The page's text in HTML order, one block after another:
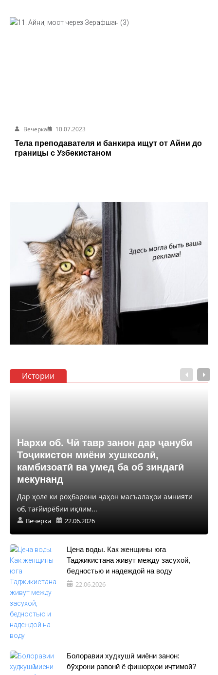
Вечерка
10.07.2023
Тела преподавателя и банкира ищут от Айни до
границы с Узбекистаном
Истории
Нархи об. Чӣ тавр занон дар ҷануби
Тоҷикистон миёни хушксолӣ,
камбизоатӣ ва умед ба об зиндагӣ
мекунанд
Дар ҳоле ки роҳбарони ҷаҳон масъалаҳои амнияти
об, тағйирёбии иқлим...
Вечерка 22.06.2026
Цена воды. Как женщины юга
Таджикистана живут между засухой,
бедностью и надеждой на воду
22.06.2026
Болоравии худкушӣ миёни занон:
бӯҳрони равонӣ ё фишорҳои иҷтимоӣ?